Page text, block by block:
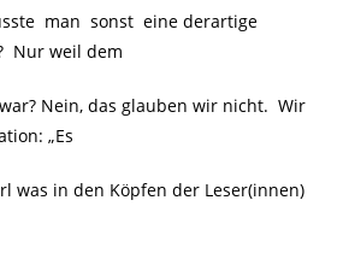
man sonst eine derartige
Nur weil dem
Nein, das glauben wir nicht. Wir
„Es
was in den Köpfen der Leser(innen)